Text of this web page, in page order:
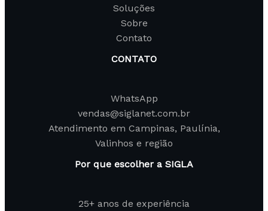
Soluções
Sobre
Contato
CONTATO
WhatsApp
vendas@siglanet.com.br
Atendimento em Campinas, Paulínia,
Valinhos e região
Por que escolher a SIGLA
25+ anos de experiência